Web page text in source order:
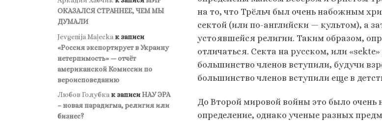
на то, что Трёльч был очень набожным
сектой (или по-английски — культом), а
устоявшейся религии. Таким образом,
отличаться. Секта на русском, или
большинство членов вступили, будучи
большинство членов вступили еще в
До Второй мировой войны это было очень
определение, однако ученые разных
ОКАЗАЛСЯ СТРАННЕЕ, ЧЕМ МЫ
ДУМАЛИ
Jevgenija Maļecka к записи
«Россия экспортирует в Украину
нетерпимость» — отчёт
американской Комиссии по
вероисповеданию
Любов Голубкак записиНАУ ЭРА
– новая парадигма, религия или
бизнес?